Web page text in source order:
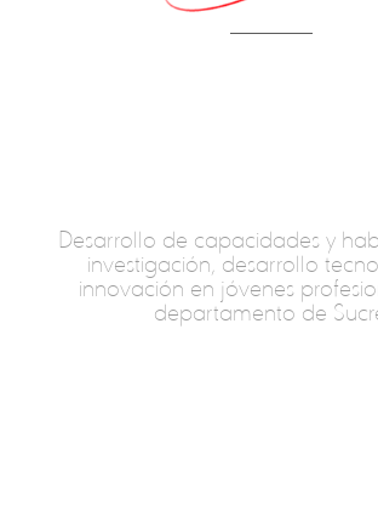
Desarrollo de capacidades y
investigación, desarrollo
innovación en jóvenes
departamento de